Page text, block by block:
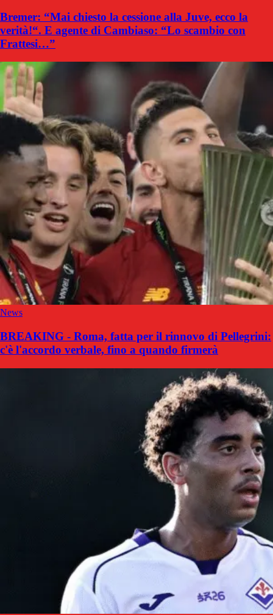
Bremer: “Mai chiesto la cessione alla Juve, ecco la
verità!“. E agente di Cambiaso: “Lo scambio con
Frattesi…”
News
BREAKING - Roma, fatta per il rinnovo di Pellegrini:
c'è l'accordo verbale, fino a quando firmerà